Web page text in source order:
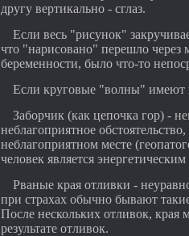
другу вертикально - сглаз.
Если весь "рисунок"
что "нарисовано" перешло через
беременности, было что-то
Если круговые "волны" имеют
Заборчик (как цепочка гор) -
неблагоприятное
неблагоприятном месте
человек является
Рваные края отливки -
при страхах обычно бывают
После нескольких отливок, края
результате отливок.